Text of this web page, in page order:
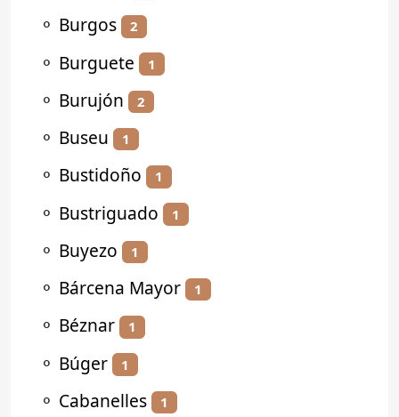
⚬ Burgos 2
⚬ Burguete 1
⚬ Burujón 2
⚬ Buseu 1
⚬ Bustidoño 1
⚬ Bustriguado 1
⚬ Buyezo 1
⚬ Bárcena Mayor 1
⚬ Béznar 1
⚬ Búger 1
⚬ Cabanelles 1